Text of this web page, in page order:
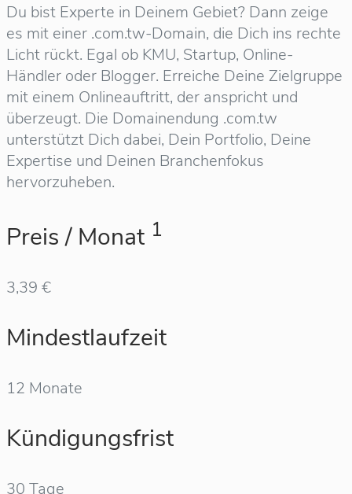
Du bist Experte in Deinem Gebiet? Dann zeige
es mit einer .com.tw-Domain, die Dich ins rechte
Licht rückt. Egal ob KMU, Startup, Online-
Händler oder Blogger. Erreiche Deine Zielgruppe
mit einem Onlineauftritt, der anspricht und
überzeugt. Die Domainendung .com.tw
unterstützt Dich dabei, Dein Portfolio, Deine
Expertise und Deinen Branchenfokus
hervorzuheben.
Preis / Monat 1
3,39 €
Mindestlaufzeit
12 Monate
Kündigungsfrist
30 Tage